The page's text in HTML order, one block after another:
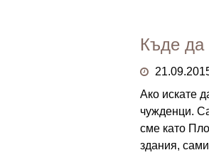
Къде
Ако искате
чужденци.
сме като
здания,